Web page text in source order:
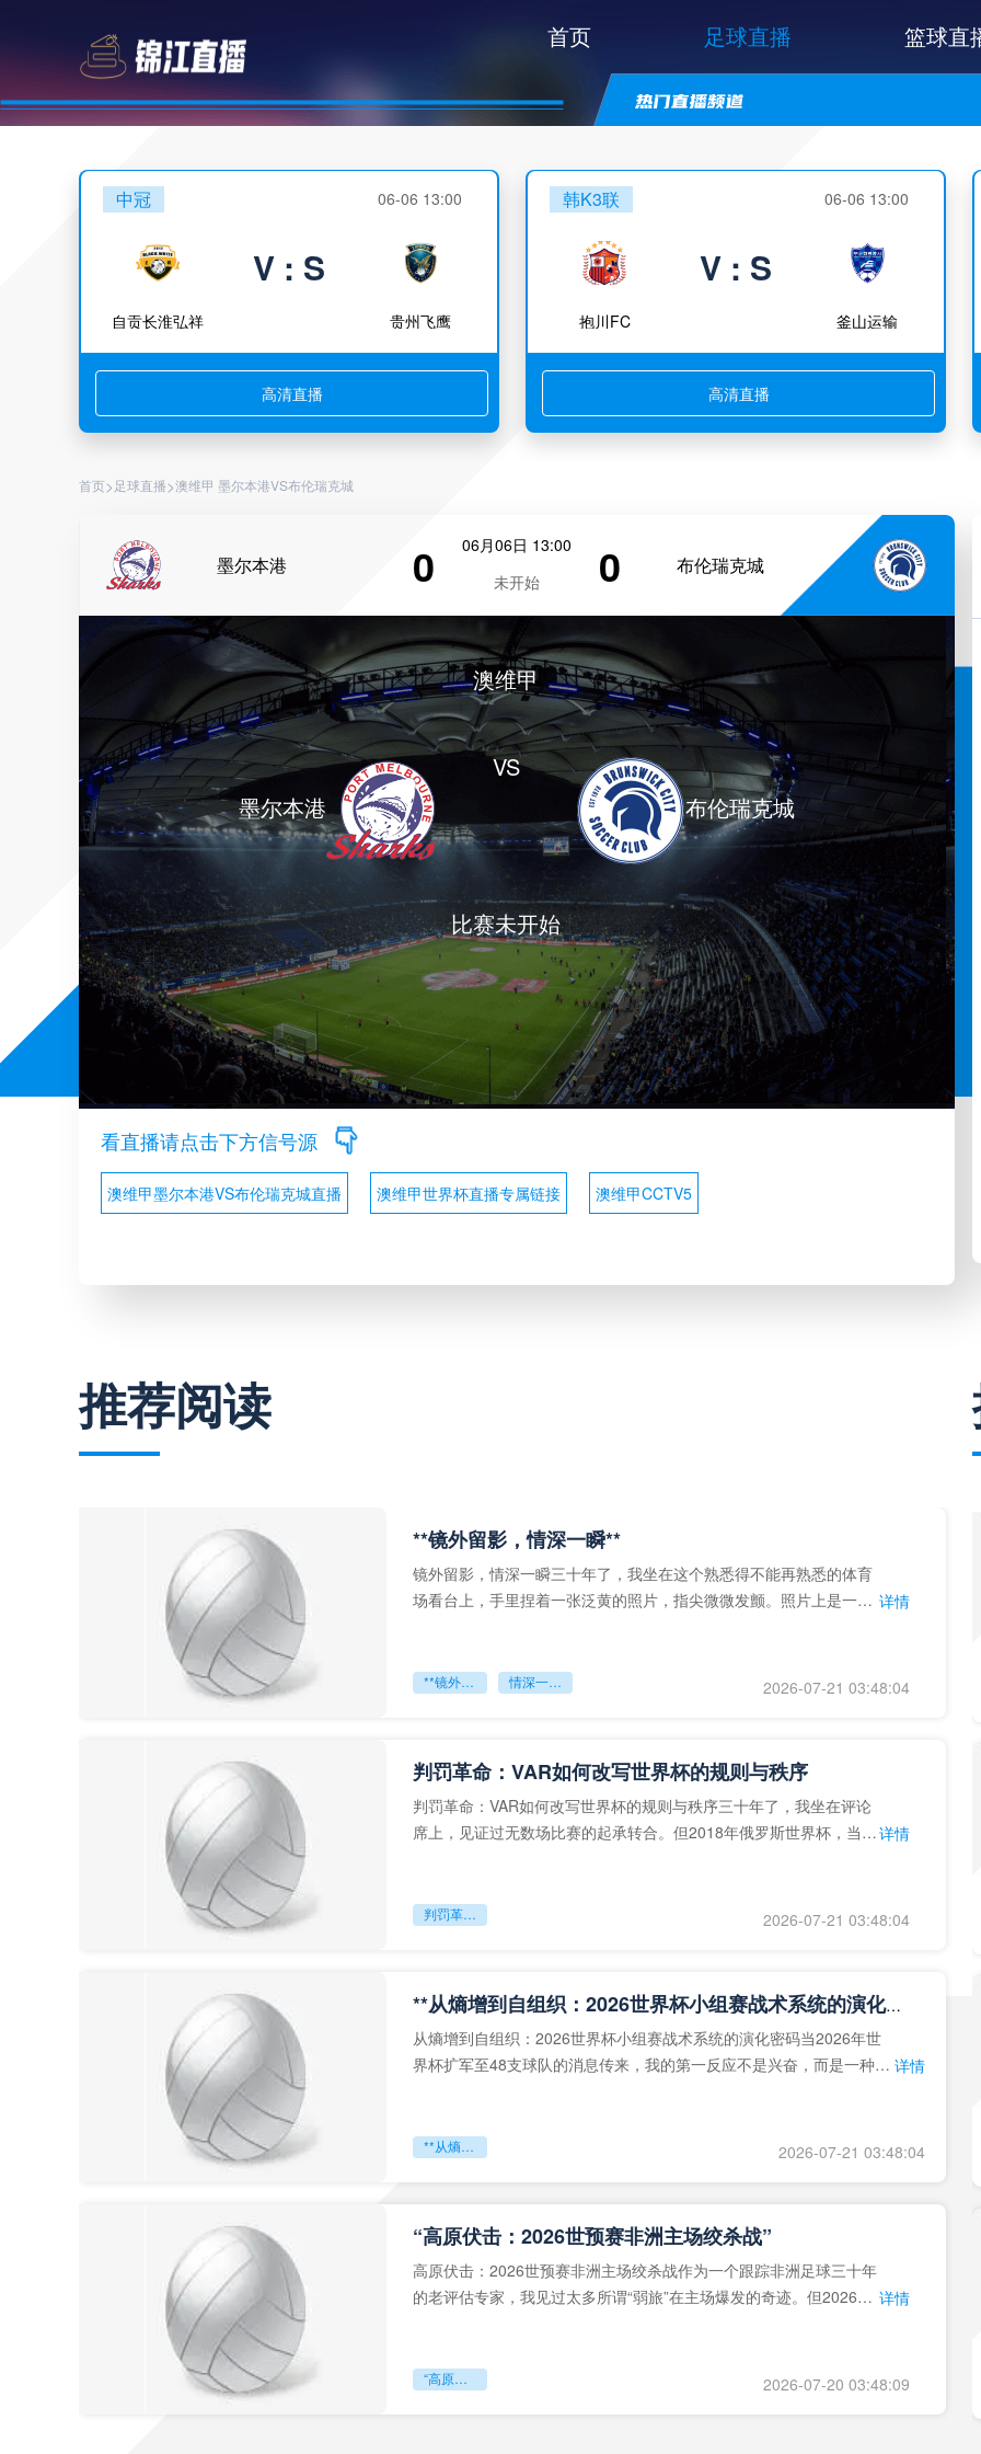
首页 足球直播 篮球直
中冠 06-06 13:00
自贡长淮弘祥
V : S
贵州飞鹰
高清直播
韩K3联 06-06 13:00
抱川FC
V : S
釜山运输
高清直播
首页> 足球直播>澳维甲 墨尔本港VS布伦瑞克城
墨尔本港 0
06月06日 13:00
未开始
0 布伦瑞克城
墨尔本港
澳维甲
VS
比赛未开始
布伦瑞克城
看直播请点击下方信号源
澳维甲墨尔本港VS布伦瑞克城直播 澳维甲世界杯直播专属链接 澳维甲CCTV5
推荐阅读
**镜外留影，情深一瞬**
镜外留影，情深一瞬三十年了，我坐在这个熟悉得不能再熟悉的体育
场看台上，手里捏着一张泛黄的照片，指尖微微发颤。照片上是一个 详情
**镜外留影 情深一瞬** 2026-07-21 03:48:04
判罚革命：VAR如何改写世界杯的规则与秩序
判罚革命：VAR如何改写世界杯的规则与秩序三十年了，我坐在评论
席上，见证过无数场比赛的起承转合。但2018年俄罗斯世界杯，当
详情
判罚革命：VAR如何改写世界杯的规则与秩序 2026-07-21 03:48:04
**从熵增到自组织：2026世界杯小组赛战术系统的演化密码**
从熵增到自组织：2026世界杯小组赛战术系统的演化密码当2026年世
界杯扩军至48支球队的消息传来，我的第一反应不是兴奋，而是一种深 详情
**从熵增到自组织：2026世界杯小组赛战术系统的演化密码** 2026-07-21 03:48:04
“高原伏击：2026世预赛非洲主场绞杀战”
高原伏击：2026世预赛非洲主场绞杀战作为一个跟踪非洲足球三十年
的老评估专家，我见过太多所谓“弱旅”在主场爆发的奇迹。但2026年 详情
“高原伏击：2026世预赛非洲主场绞杀战” 2026-07-20 03:48:09